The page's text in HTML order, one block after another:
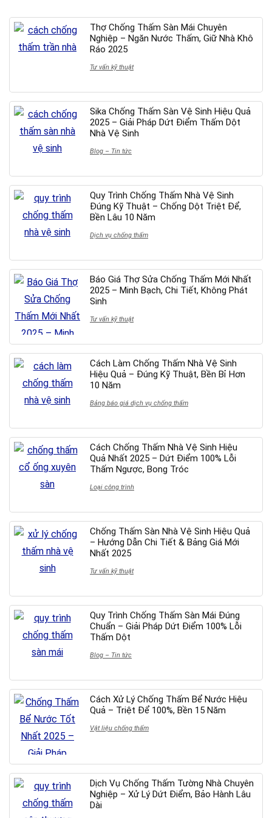
Thợ Chống Thấm Sàn Mái Chuyên
Nghiệp – Ngăn Nước Thấm, Giữ Nhà Khô
Ráo 2025
Tư vấn kỹ thuật
Sika Chống Thấm Sàn Vệ Sinh Hiệu Quả
2025 – Giải Pháp Dứt Điểm Thấm Dột
Nhà Vệ Sinh
Blog – Tin tức
Quy Trình Chống Thấm Nhà Vệ Sinh
Đúng Kỹ Thuật – Chống Dột Triệt Để,
Bền Lâu 10 Năm
Dịch vụ chống thấm
Báo Giá Thợ Sửa Chống Thấm Mới Nhất
2025 – Minh Bạch, Chi Tiết, Không Phát
Sinh
Tư vấn kỹ thuật
Cách Làm Chống Thấm Nhà Vệ Sinh
Hiệu Quả – Đúng Kỹ Thuật, Bền Bỉ Hơn
10 Năm
Bảng báo giá dịch vụ chống thấm
Cách Chống Thấm Nhà Vệ Sinh Hiệu
Quả Nhất 2025 – Dứt Điểm 100% Lỗi
Thấm Ngược, Bong Tróc
Loại công trình
Chống Thấm Sàn Nhà Vệ Sinh Hiệu Quả
– Hướng Dẫn Chi Tiết & Bảng Giá Mới
Nhất 2025
Tư vấn kỹ thuật
Quy Trình Chống Thấm Sàn Mái Đúng
Chuẩn – Giải Pháp Dứt Điểm 100% Lỗi
Thấm Dột
Blog – Tin tức
Cách Xử Lý Chống Thấm Bể Nước Hiệu
Quả – Triệt Để 100%, Bền 15 Năm
Vật liệu chống thấm
Dịch Vụ Chống Thấm Tường Nhà Chuyên
Nghiệp – Xử Lý Dứt Điểm, Bảo Hành Lâu
Dài